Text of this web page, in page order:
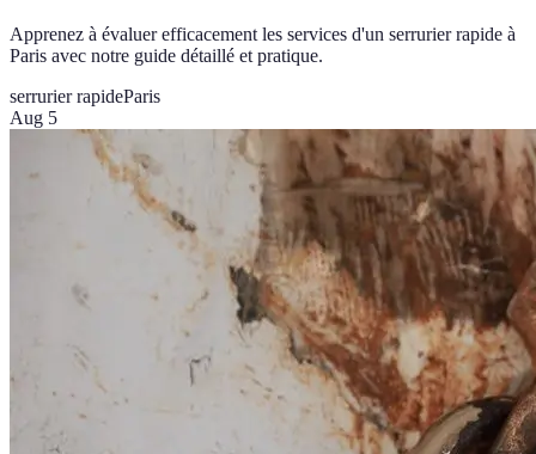
Apprenez à évaluer efficacement les services d'un serrurier rapide à
Paris avec notre guide détaillé et pratique.
serrurier rapideParis
Aug 5